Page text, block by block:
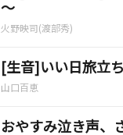
～
火野映司(渡部秀)
[生音]いい日旅立ち
山口百恵
おやすみ泣き声、